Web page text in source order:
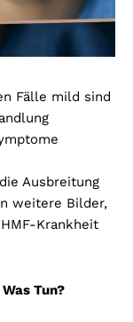
Fälle mild sind
Ausbreitung
weitere Bilder,
Krankheit
Tun?